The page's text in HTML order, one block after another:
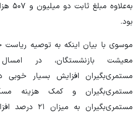
بود.
موسوی با بیان اینکه به توصیه
معیشت بازنشستگان، در
مستمری‌بگیران افزایش بسیار خوبی
مستمری‌بگیران و کمک هزینه
مستمری‌بگیران